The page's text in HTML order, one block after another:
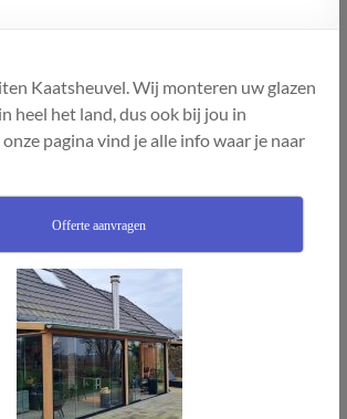
Kaatsheuvel. Wij monteren uw glazen
heel het land, dus ook bij jou in
pagina vind je alle info waar je naar
Offerte aanvragen